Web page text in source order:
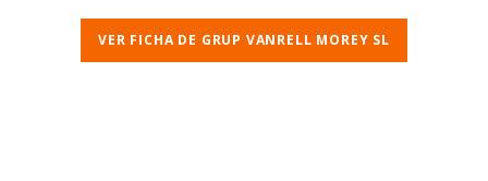
VER FICHA DE GRUP VANRELL MOREY SL